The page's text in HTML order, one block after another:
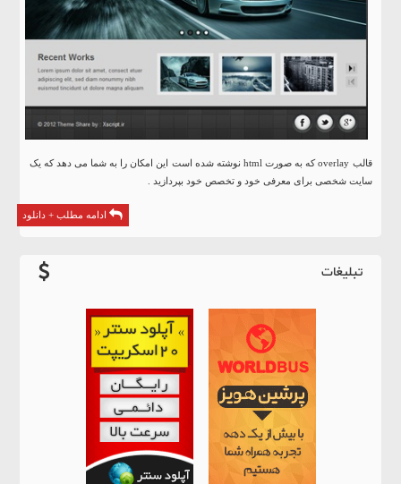
قالب overlay که به صورت html نوشته شده است این امکان را به شما می دهد که یک
سایت شخصی برای معرفی خود و تخصص خود بپردازید .
ادامه مطلب + دانلود
تبلیغات